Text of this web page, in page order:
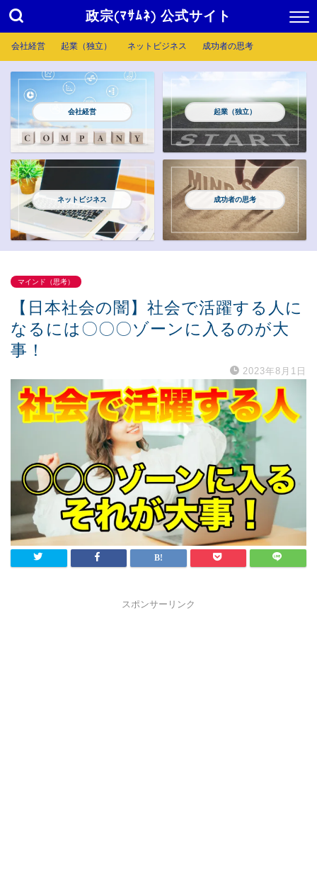
政宗(ﾏｻﾑﾈ) 公式サイト
会社経営 起業（独立） ネットビジネス 成功者の思考
会社経営 起業（独立）
ネットビジネス 成功者の思考
マインド（思考）
【日本社会の闇】社会で活躍する人に
なるには〇〇〇ゾーンに入るのが大
事！
2023年8月1日
スポンサーリンク